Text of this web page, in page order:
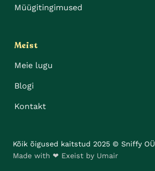
Müügitingimused
Meist
Meie lugu
Blogi
Kontakt
Kõik õigused kaitstud 2025 © Sniffy OÜ
Made with ❤ Exeist by Umair